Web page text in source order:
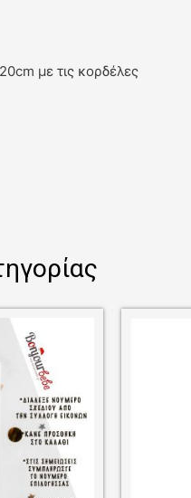
με τις κορδέλες